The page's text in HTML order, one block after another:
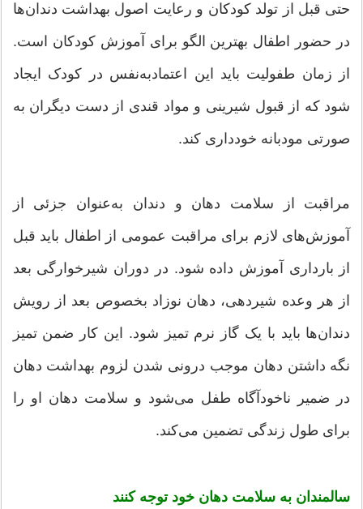
حتی قبل از تولد کودکان و رعایت اصول بهداشت دندان‌ها
در حضور اطفال بهترین الگو برای آموزش کودکان است.
از زمان طفولیت باید این اعتماد‌به‌نفس در کودک ایجاد
شود که از قبول شیرینی و مواد قندی از دست دیگران به
صورتی مودبانه خودداری کند.
مراقبت از سلامت دهان و دندان به‌عنوان جزئی از
آموزش‌های لازم برای مراقبت عمومی از اطفال باید قبل
از بارداری آموزش داده شود. در دوران شیرخوارگی بعد
از هر وعده شیردهی، دهان نوزاد بخصوص بعد از رویش
دندان‌ها باید با یک گاز نرم تمیز شود. این کار ضمن تمیز
نگه داشتن دهان موجب درونی شدن لزوم بهداشت دهان
در ضمیر ناخود‌آگاه طفل می‌شود و سلامت دهان او را
برای طول زندگی تضمین می‌کند.
سالمندان به سلامت دهان خود توجه کنند